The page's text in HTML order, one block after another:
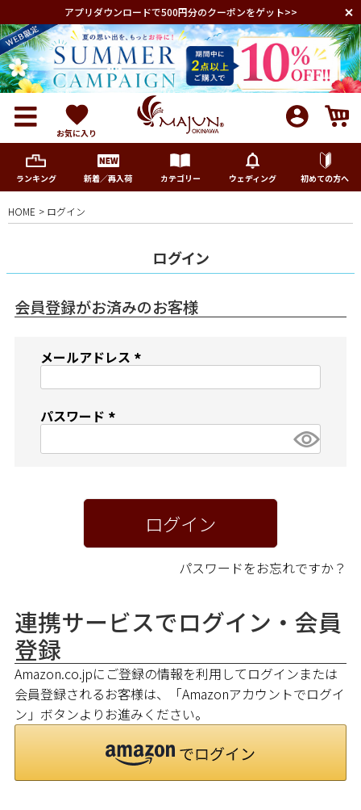
アプリダウンロードで500円分のクーポンをゲット>>
お気に入り
ランキング 新着／再入荷 カテゴリー ウェディング 初めての方へ
メンズ
キッズ
ペア商品
ランキング
サイズから探す
レーベルから探す
HOME ログイン
ログイン
会員登録がお済みのお客様
メールアドレス
必
)
パスワード
必
ログイン
パスワードをお忘れですか？
連携サービスでログイン・会員
登録
Amazon.co.jpにご登録の情報を利用してログインまたは
会員登録されるお客様は、「Amazonアカウントでログイ
ン」ボタンよりお進みください。